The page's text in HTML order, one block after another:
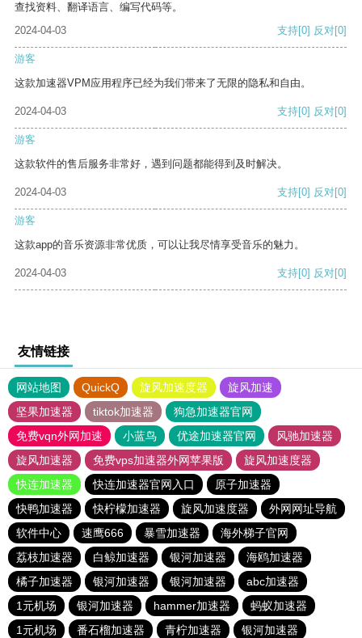
查找资料、翻译语言、编写代码等。
2024-04-03
支持[0] 反对[0]
游客
这款加速器VPM应用程序已经为我们带来了无限的隐私和自由。
2024-04-03 支持[0] 反对[0]
游客
这款软件的售后服务非常好，遇到问题都能得到及时解决。
2024-04-03 支持[0] 反对[0]
游客
这款app的音乐资源非常优质，可以让我尽情享受音乐的魅力。
2024-04-03 支持[0] 反对[0]
友情链接
网站地图 QuickQ 旋风加速度器
旋风加速
坚果加速器
tiktok加速器
狗急加速器官网
免费vqn外网加速
小蓝鸟 优途加速器官网
风驰加速器
旋风加速器
免费vps加速器外网苹果版
旋风加速度器
快连加速器
快连加速器官网入口
原子加速器
快鸭加速器
快柠檬加速器 旋风加速度器
外网网址导航
软件中心
速鹰666 暴雪加速器
海外梯子官网
荔枝加速器
白鲸加速器 银河加速器
海鸥加速器
橘子加速器
银河加速器 银河加速器
abc加速器
1元机场
银河加速器 hammer加速器
蚂蚁加速器
1元机场
番石榴加速器 青柠加速器 银河加速器